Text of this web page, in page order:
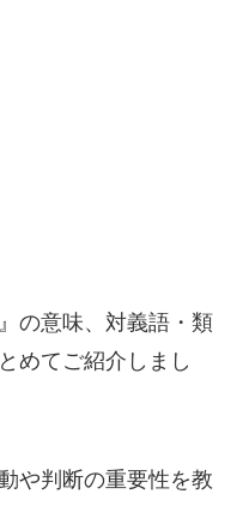
の意味、対義語・類
めてご紹介しまし
や判断の重要性を教